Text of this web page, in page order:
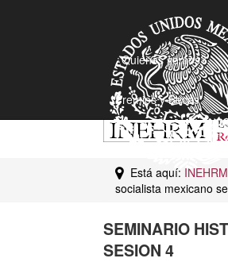
¿Quiénes somos?
Premios y Becas
Está aquí: INEHRM
socialista mexicano
SEMINARIO
SESION 4